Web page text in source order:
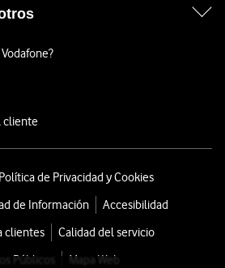
cliente
Política de Privacidad y Cookies
de Información
Accesibilidad
clientes
Calidad del servicio
Públicos
Mapa Web